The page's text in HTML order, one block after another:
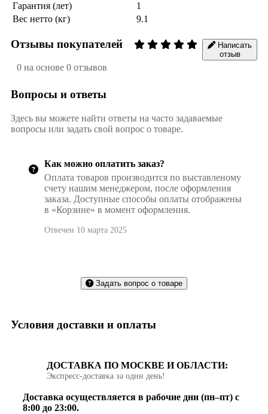
Гарантия (лет)
1
Вес нетто (кг)
9.1
Отзывы покупателей
0 на основе 0 отзывов
Написать
отзыв
Вопросы и ответы
Здесь вы можете найти ответы на часто задаваемые
вопросы или задать свой вопрос о товаре.
Как можно оплатить заказ?
Оплата товаров производится по выставленому
счету нашим менеджером, после оформления
заказа. Доступные способы оплаты отображены
в «Корзине» в момент оформления.
Отвечен 10 марта 2025
Задать вопрос о товаре
Условия доставки и оплаты
ДОСТАВКА ПО МОСКВЕ И ОБЛАСТИ:
Экспресс‑доставка за один день!
Доставка осуществляется в рабочие дни (пн–пт) с
8:00 до 23:00.